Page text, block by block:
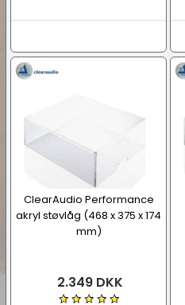
ClearAudio Performance
akryl støvlåg (468 x 375 x 174
mm)
2.349 DKK